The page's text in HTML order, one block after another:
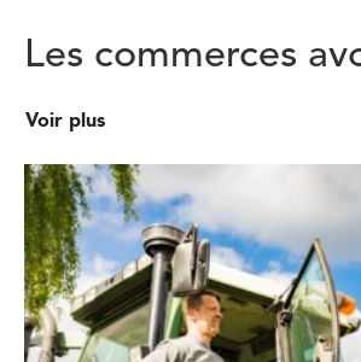
Les commerces
Voir plus